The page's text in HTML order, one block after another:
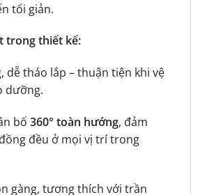
tối giản.
trong thiết kế:
dễ tháo lắp – thuận tiện khi vệ
dưỡng.
bố 360° toàn hướng, đảm
đều ở mọi vị trí trong
gàng, tương thích với trần